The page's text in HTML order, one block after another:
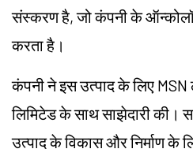
संस्करण है, जो कंपनी के
करता है।
कंपनी ने इस उत्पाद के लिए MSN
लिमिटेड के साथ साझेदारी की।
उत्पाद के विकास और निर्माण के